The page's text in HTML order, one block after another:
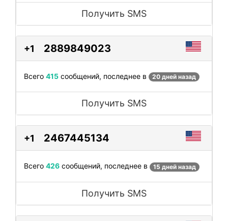
Получить SMS
+1 2889849023
Всего 415 сообщений, последнее в 20 дней назад
Получить SMS
+1 2467445134
Всего 426 сообщений, последнее в 15 дней назад
Получить SMS